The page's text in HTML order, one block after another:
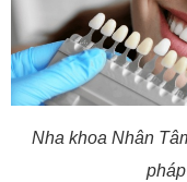
Nha khoa Nhân